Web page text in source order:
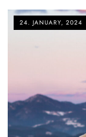
24. JANUARY, 2024